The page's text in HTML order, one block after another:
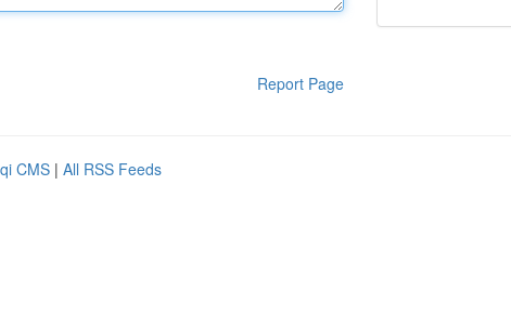
Report Page
CMS | All RSS Feeds